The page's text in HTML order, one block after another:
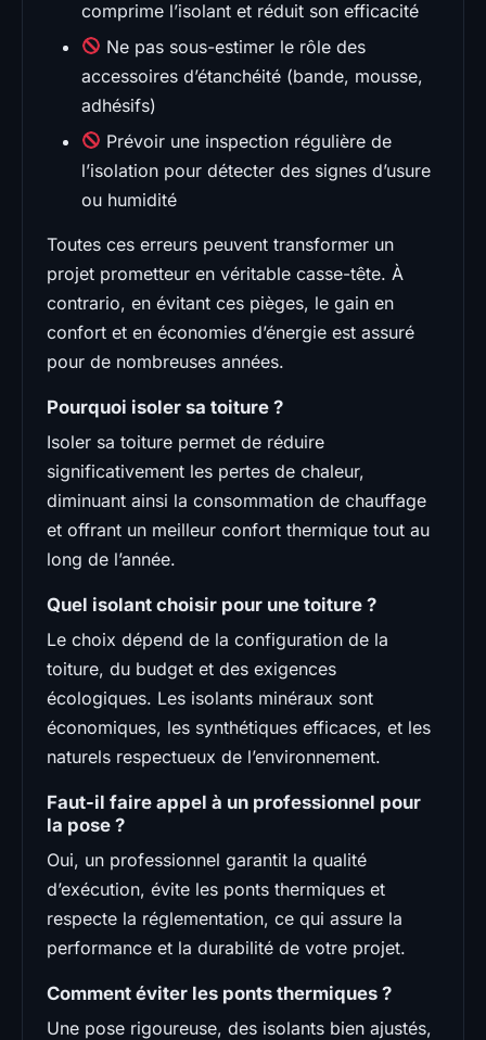
comprime l’isolant et réduit son efficacité
Ne pas sous-estimer le rôle des
accessoires d’étanchéité (bande, mousse,
adhésifs)
Prévoir une inspection régulière de
l’isolation pour détecter des signes d’usure
ou humidité
Toutes ces erreurs peuvent transformer un
projet prometteur en véritable casse-tête. À
contrario, en évitant ces pièges, le gain en
confort et en économies d’énergie est assuré
pour de nombreuses années.
Pourquoi isoler sa toiture ?
Isoler sa toiture permet de réduire
significativement les pertes de chaleur,
diminuant ainsi la consommation de chauffage
et offrant un meilleur confort thermique tout au
long de l’année.
Quel isolant choisir pour une toiture ?
Le choix dépend de la configuration de la
toiture, du budget et des exigences
écologiques. Les isolants minéraux sont
économiques, les synthétiques efficaces, et les
naturels respectueux de l’environnement.
Faut-il faire appel à un professionnel pour
la pose ?
Oui, un professionnel garantit la qualité
d’exécution, évite les ponts thermiques et
respecte la réglementation, ce qui assure la
performance et la durabilité de votre projet.
Comment éviter les ponts thermiques ?
Une pose rigoureuse, des isolants bien ajustés,